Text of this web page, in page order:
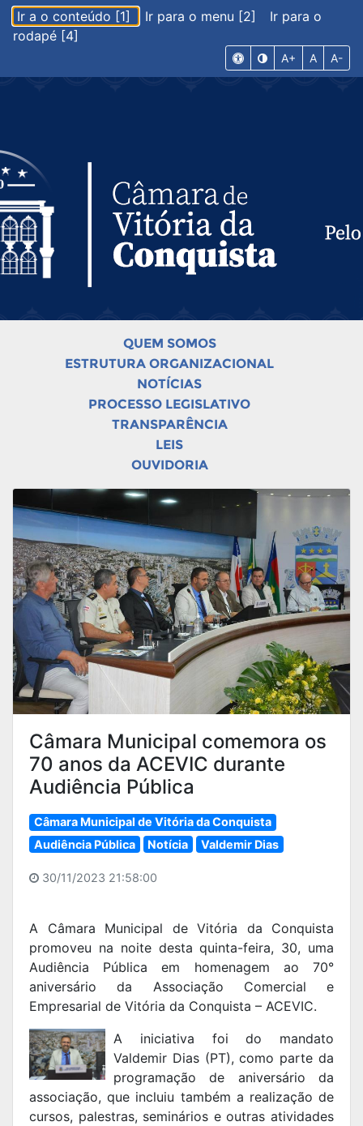
Ir a o conteúdo [1] Ir para o menu [2]
Ir para o
rodapé [4]
A+ A A-
QUEM SOMOS
ESTRUTURA ORGANIZACIONAL
NOTÍCIAS
PROCESSO LEGISLATIVO
TRANSPARÊNCIA
LEIS
OUVIDORIA
Câmara Municipal comemora os
70 anos da ACEVIC durante
Audiência Pública
Câmara Municipal de Vitória da Conquista
Audiência Pública
Notícia Valdemir Dias
30/11/2023 21:58:00
A Câmara Municipal de Vitória da Conquista
promoveu na noite desta quinta-feira, 30, uma
Audiência Pública em homenagem ao 70°
aniversário da Associação Comercial e
Empresarial de Vitória da Conquista – ACEVIC.
A iniciativa foi do mandato
Valdemir Dias (PT), como parte da
programação de aniversário da
associação, que incluiu também a realização de
cursos, palestras, seminários e outras atividades